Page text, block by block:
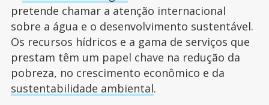
pretende chamar a atenção internacional
sobre a água e o desenvolvimento sustentável.
Os recursos hídricos e a gama de serviços que
prestam têm um papel chave na redução da
pobreza, no crescimento econômico e da
sustentabilidade ambiental.